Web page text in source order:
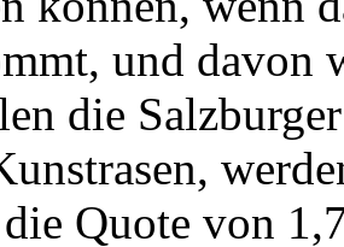
und davon
die
Quote von